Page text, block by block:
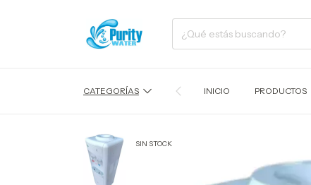
CATEGORÍAS INICIO PRODUCTOS
SIN STOCK